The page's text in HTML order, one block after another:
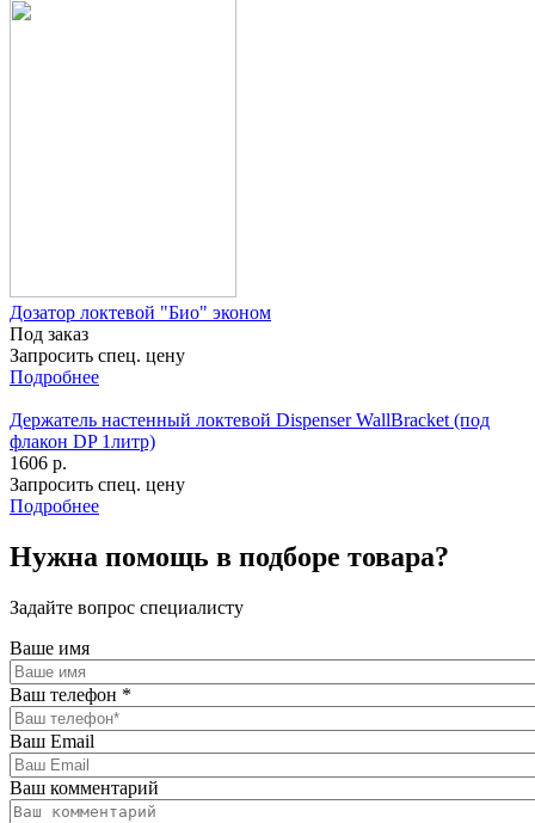
Дозатор локтевой "Био" эконом
Под заказ
Запросить спец. цену
Подробнее
Держатель настенный локтевой Dispenser WallBracket (под
флакон DP 1литр)
1606 р.
Запросить спец. цену
Подробнее
Нужна помощь в подборе товара?
Задайте вопрос специалисту
Ваше имя
Ваш телефон *
Ваш Email
Ваш комментарий